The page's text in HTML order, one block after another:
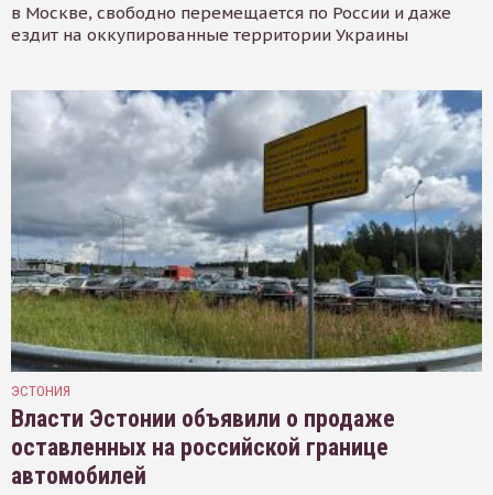
в Москве, свободно перемещается по России и даже
ездит на оккупированные территории Украины
ЭСТОНИЯ
Власти Эстонии объявили о продаже
оставленных на российской границе
автомобилей